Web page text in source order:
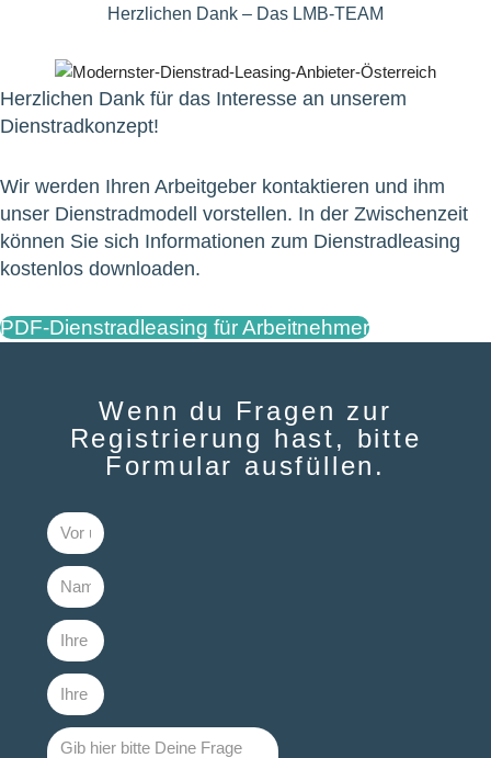
Herzlichen Dank – Das LMB-TEAM
Herzlichen Dank für das Interesse an unserem
Dienstradkonzept!
Wir werden Ihren Arbeitgeber kontaktieren und ihm
unser Dienstradmodell vorstellen. In der Zwischenzeit
können Sie sich Informationen zum Dienstradleasing
kostenlos downloaden.
PDF-Dienstradleasing für Arbeitnehmer
Wenn du Fragen zur
Registrierung hast, bitte
Formular ausfüllen.​